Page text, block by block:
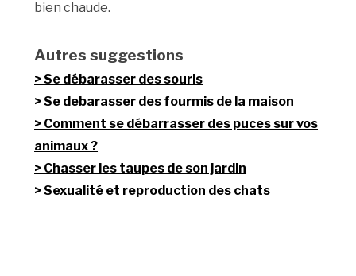
bien chaude.
Autres suggestions
Se débarasser des souris
Se debarasser des fourmis de la maison
Comment se débarrasser des puces sur vos
animaux ?
Chasser les taupes de son jardin
Sexualité et reproduction des chats